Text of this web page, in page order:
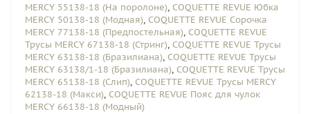
MERCY 55138-18 (На поролоне), COQUETTE REVUE Юбка
MERCY 50138-18 (Модная), COQUETTE REVUE Сорочка
MERCY 77138-18 (Предпостельная), COQUETTE REVUE
Трусы MERCY 67138-18 (Стринг), COQUETTE REVUE Трусы
MERCY 63138-18 (Бразилиана), COQUETTE REVUE Трусы
MERCY 63138/1-18 (Бразилиана), COQUETTE REVUE Трусы
MERCY 65138-18 (Слип), COQUETTE REVUE Трусы MERCY
62138-18 (Макси), COQUETTE REVUE Пояс для чулок
MERCY 66138-18 (Модный)